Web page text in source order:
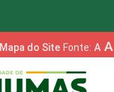
Mapa do Site Fonte: A A